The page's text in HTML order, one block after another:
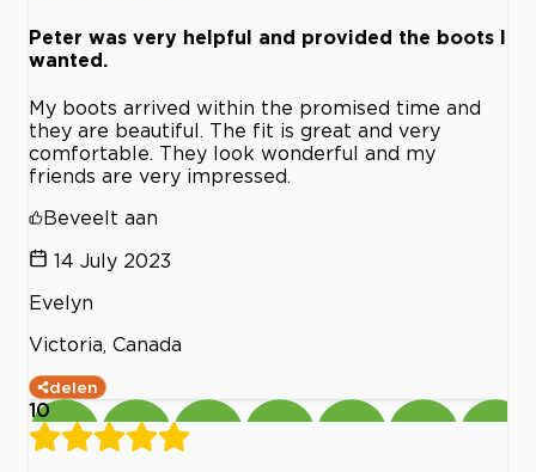
Peter was very helpful and provided the boots I
wanted.
My boots arrived within the promised time and
they are beautiful. The fit is great and very
comfortable. They look wonderful and my
friends are very impressed.
Beveelt aan
14 July 2023
Evelyn
Victoria, Canada
delen
10